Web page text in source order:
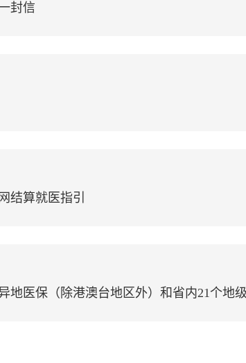
封信
结算就医指引
地医保（除港澳台地区外）和省内21个地